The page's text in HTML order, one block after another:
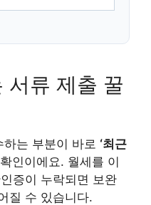
서류 제출 꿀
는 부분이 바로 ‘최근
확인이에요. 월세를 이
증이 누락되면 보완
질 수 있습니다.